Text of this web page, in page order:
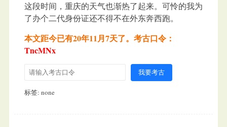
这段时间，重庆的天气也渐热了起来。可怜的我为
了办个二代身份证还不得不在外东奔西跑。
本文距今已有20年11月7天了。考古口令：
TncMNx
我要考古
标签: none